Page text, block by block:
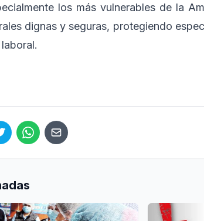
los más vulnerables de la
dignas y seguras, protegiendo